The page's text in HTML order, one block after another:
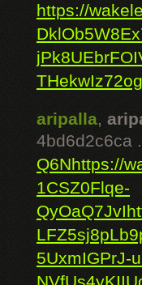
https://
THekwIz72og
aripalla,
4bd6d2c6ca .
Q6Nhttps://
1CSZ0Flqe-
QyOaQ7JvI
5UxmIGPrJ-